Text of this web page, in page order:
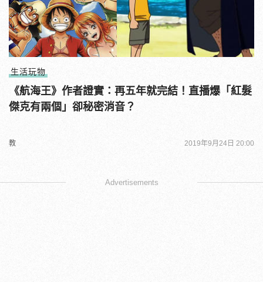
生活玩物
《航海王》作者證實：再五年就完結！直播爆「紅髮
傑克有兩個」卻秘密消音？
教 2019年9月24日 20:00
Advertisements